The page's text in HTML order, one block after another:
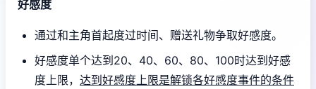
好感度
通过和主角首起度过时间、赠送礼物争取好感度。
好感度单个达到20、40、60、80、100时达到好感
度上限， 达到好感度上限是解锁各好感度事件的条件